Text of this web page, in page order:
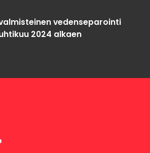
vedenseparointi
2024 alkaen